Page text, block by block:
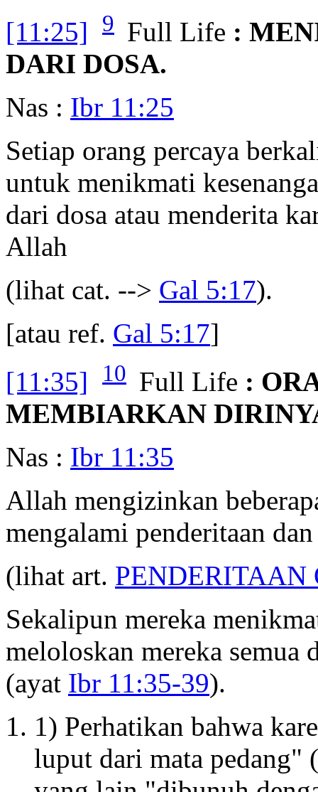
[11:25]
9 Full Life :
DARI DOSA.
Nas : Ibr 11:25
Setiap orang percaya
untuk menikmati
dari dosa atau menderita
Allah
(lihat cat. --> Gal 5:17).
[atau ref. Gal 5:17]
[11:35]
10 Full Life :
MEMBIARKAN
Nas : Ibr 11:35
Allah mengizinkan
mengalami penderitaan
(lihat art. PENDERITAAN
Sekalipun mereka
meloloskan mereka semua
(ayat Ibr 11:35-39).
1) Perhatikan bahwa
luput dari mata pedang"